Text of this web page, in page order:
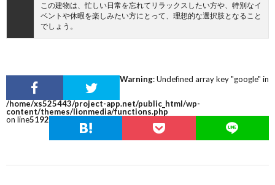
この建物は、忙しい日常を忘れてリラックスしたい方や、特別なイ
ベントや休暇を楽しみたい方にとって、理想的な選択肢となること
でしょう。
Warning: Undefined array key "google" in
/home/xs525443/project-app.net/public_html/wp-
content/themes/lionmedia/functions.php
on line5192